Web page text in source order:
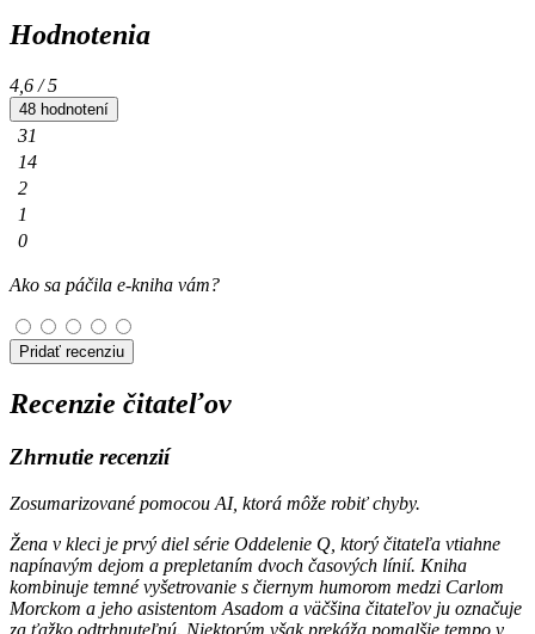
Hodnotenia
4,6 / 5
48 hodnotení
31
14
2
1
0
Ako sa páčila e-kniha vám?
Pridať recenziu
Recenzie čitateľov
Zhrnutie recenzií
Zosumarizované pomocou AI, ktorá môže robiť chyby.
Žena v kleci je prvý diel série Oddelenie Q, ktorý čitateľa vtiahne
napínavým dejom a prepletaním dvoch časových línií. Kniha
kombinuje temné vyšetrovanie s čiernym humorom medzi Carlom
Morckom a jeho asistentom Asadom a väčšina čitateľov ju označuje
za ťažko odtrhnuteľnú. Niektorým však prekáža pomalšie tempo v